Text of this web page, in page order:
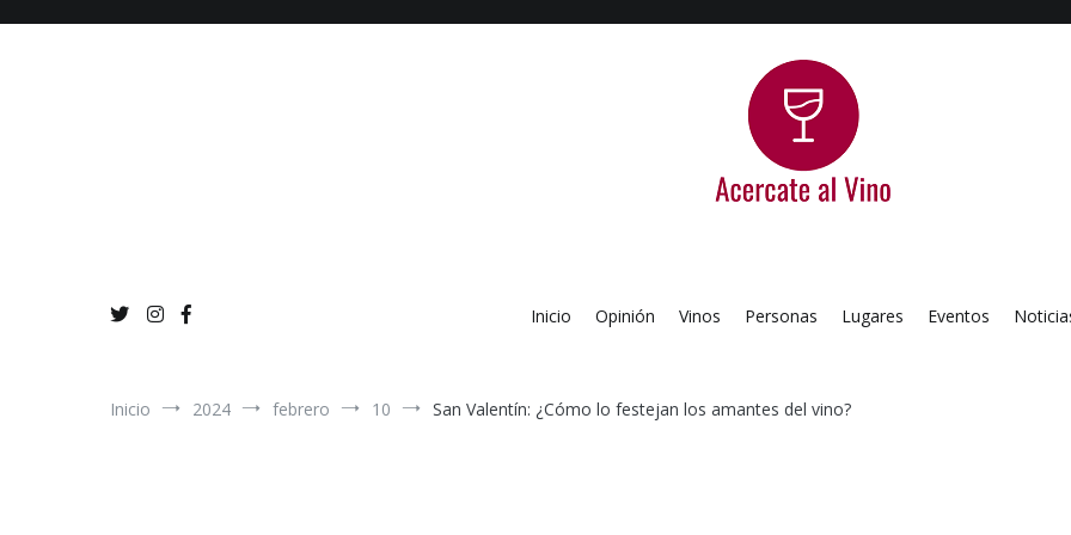
Inicio
Opinión Vinos Personas Lugares Eventos
Inicio 2024 febrero 10 San Valentín: ¿Cómo lo festejan los amantes del vino?